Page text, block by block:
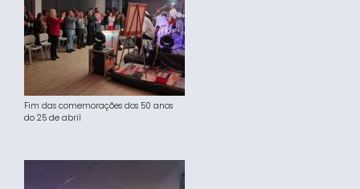
Fim das comemorações dos 50 anos
do 25 de abril